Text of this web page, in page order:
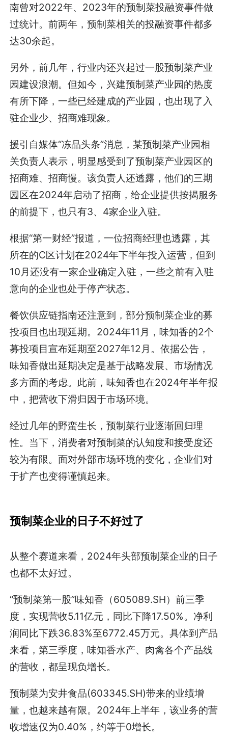
南曾对2022年、2023年的预制菜投融资事件做
过统计。前两年，预制菜相关的投融资事件都多
达30余起。
另外，前几年，行业内还兴起过一股预制菜产业
园建设浪潮。但如今，兴建预制菜产业园的热度
有所下降，一些已经建成的产业园，也出现了入
驻企业少、招商难现象。
援引自媒体“冻品头条”消息，某预制菜产业园相
关负责人表示，明显感受到了预制菜产业园区的
招商难、招商慢。该负责人还透露，他们的三期
园区在2024年启动了招商，给企业提供按揭服务
的前提下，也只有3、4家企业入驻。
根据“第一财经”报道，一位招商经理也透露，其
所在的C区计划在2024年下半年投入运营，但到
10月还没有一家企业确定入驻，一些之前有入驻
意向的企业也处于停产状态。
餐饮供应链指南还注意到，部分预制菜企业的募
投项目也出现延期。2024年11月，味知香的2个
募投项目宣布延期至2027年12月。依据公告，
味知香做出延期决定是基于战略发展、市场情况
多方面的考虑。此前，味知香也在2024年半年报
中，把营收下滑归因于市场环境。
经过几年的野蛮生长，预制菜行业逐渐回归理
性。当下，消费者对预制菜的认知度和接受度还
较为有限。面对外部市场环境的变化，企业们对
于扩产也变得谨慎起来。
预制菜企业的日子不好过了
从整个赛道来看，2024年头部预制菜企业的日子
也都不太好过。
“预制菜第一股”味知香（605089.SH）前三季
度，实现营收5.11亿元，同比下降17.50%。净利
润同比下跌36.83%至6772.45万元。具体到产品
来看，第三季度，味知香水产、肉禽各个产品线
的营收，都呈现负增长。
预制菜为安井食品(603345.SH)带来的业绩增
量，也越来越有限。2024年上半年，该业务的营
收增速仅为0.40%，约等于0增长。